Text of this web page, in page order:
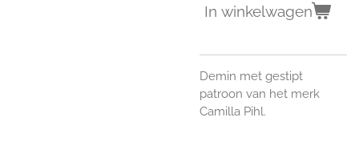
In winkelwagen
Demin met gestipt
patroon van het merk
Camilla Pihl.